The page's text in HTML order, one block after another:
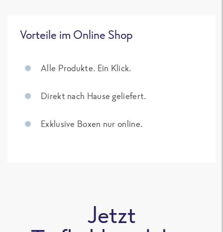
Vorteile im Online Shop
Alle Produkte. Ein Klick.
Direkt nach Hause geliefert.
Exklusive Boxen nur online.
Jetzt